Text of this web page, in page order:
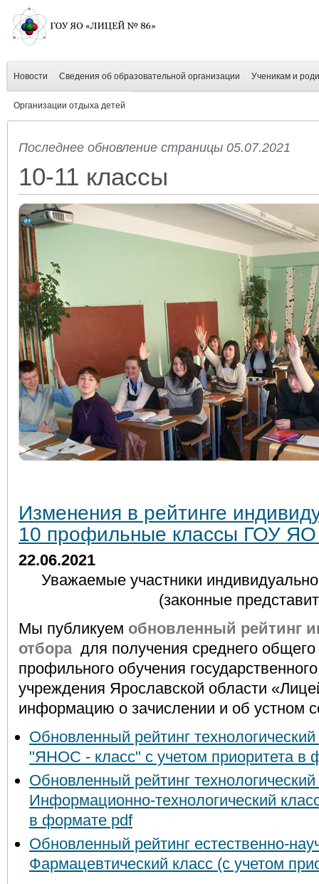
Новости Сведения об образовательной организации Ученикам и
Организации отдыха детей
Последнее обновление страницы 05.07.2021
10-11 классы
Изменения в рейтинге
10 профильные классы ГОУ
22.06.2021
Уважаемые участники
(законные
Мы публикуем обновленный рейтинг
отборадля получения среднего общего
профильного обучения
учреждения Ярославской области
информацию о зачислении и об устном
Обновленный рейтинг
"ЯНОС - класс" с учетом приоритета в
Обновленный рейтинг
Информационно-технологический
в формате pdf
Обновленный рейтинг естественно-
Фармацевтический класс (с учетом